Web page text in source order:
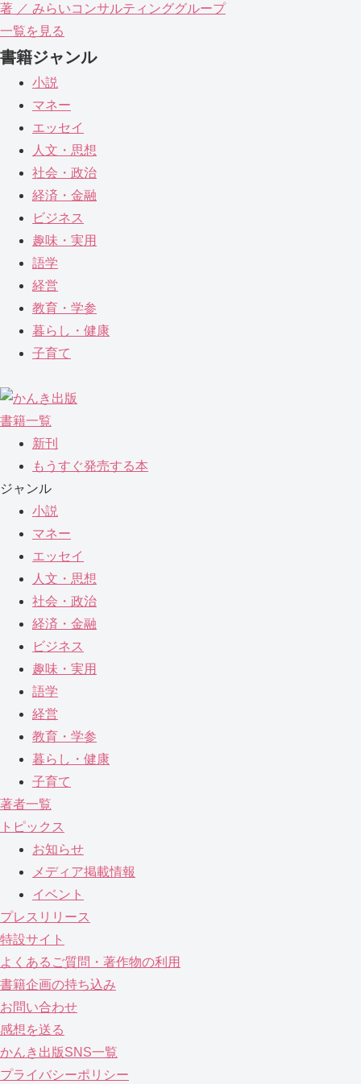
著 ／ みらいコンサルティンググループ
一覧を見る
書籍ジャンル
小説
マネー
エッセイ
人文・思想
社会・政治
経済・金融
ビジネス
趣味・実用
語学
経営
教育・学参
暮らし・健康
子育て
書籍一覧
新刊
もうすぐ発売する本
ジャンル
小説
マネー
エッセイ
人文・思想
社会・政治
経済・金融
ビジネス
趣味・実用
語学
経営
教育・学参
暮らし・健康
子育て
著者一覧
トピックス
お知らせ
メディア掲載情報
イベント
プレスリリース
特設サイト
よくあるご質問・著作物の利用
書籍企画の持ち込み
お問い合わせ
感想を送る
かんき出版SNS一覧
プライバシーポリシー